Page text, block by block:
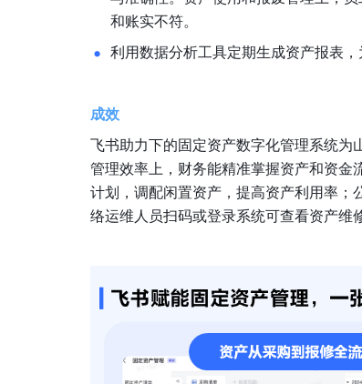
和账实不符。
利用数据分析工具定期生成资产报表
成效
飞书助力下的固定资产数字化管理系统为
管理效率上，财务能精准掌握资产和资金
计划，调配闲置资产，提高资产利用率；
络运维人员扫码或登录系统可查看资产维